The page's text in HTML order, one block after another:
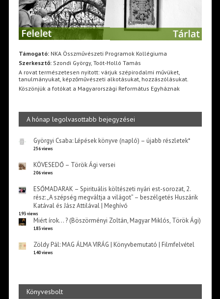
Támogató:NKA Összművészeti Programok Kollégiuma
Szerkesztő:Szondi György, Toót-Holló Tamás
A rovat természetesen nyitott: várjuk szépirodalmi művüket,
tanulmányukat, képzőművészeti alkotásukat, hozzászólásukat.
Köszönjük a fotókat a Magyarországi Református Egyháznak
A hónap legolvasottabb bejegyzései
Györgyi Csaba: Lépések könyve (napló) – újabb részletek*
256 views
KÖVESEDŐ – Török Ági versei
206 views
ESŐMADARAK – Spirituális költészeti nyári est-sorozat, 2.
rész: „A szépség megváltja a világot” – beszélgetés Huszárik
Katával és Jász Attilával | Meghívó
193 views
Miért írok… ? (Böszörményi Zoltán, Magyar Miklós, Török Ági)
183 views
Zöldy Pál: MAG ÁLMA VIRÁG | Könyvbemutató | Filmfelvétel
140 views
Könyvesbolt